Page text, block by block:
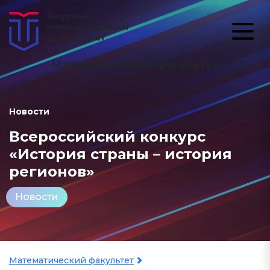
Математический факультет
Новости
Всероссийский конкурс
«История страны – история
регионов»
Новости
Математический факультет